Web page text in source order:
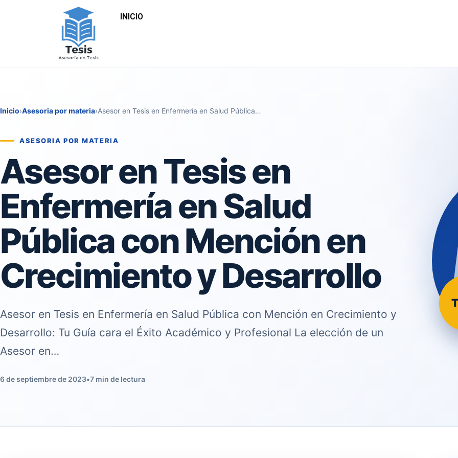
INICIO
Inicio›Asesoria por materia›Asesor en Tesis en Enfermería en Salud Pública…
ASESORIA POR MATERIA
Asesor en Tesis en
Enfermería en Salud
Pública con Mención en
Crecimiento y Desarrollo
Asesor en Tesis en Enfermería en Salud Pública con Mención en Crecimiento y
Desarrollo: Tu Guía cara el Éxito Académico y Profesional La elección de un
Asesor en…
6 de septiembre de 2023•7 min de lectura